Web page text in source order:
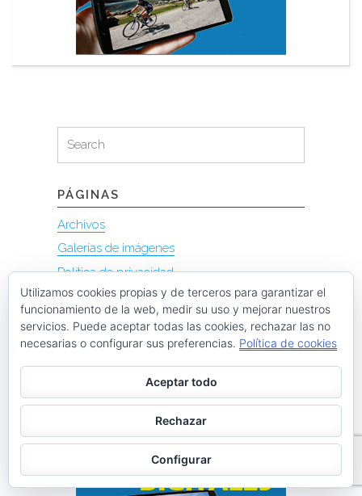
for:
Search
PÁGINAS
Archivos
Galerías de imágenes
Política de privacidad
Utilizamos cookies propias y de terceros para garantizar el
funcionamiento de la web, medir su uso y mejorar nuestros
servicios. Puede aceptar todas las cookies, rechazar las no
necesarias o configurar sus preferencias. Política de cookies
Aceptar todo
Rechazar
Configurar